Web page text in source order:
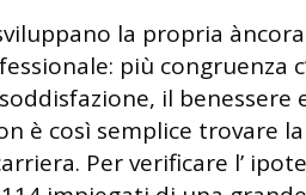
la propria
più congruenza
il
è così semplice trovare
Per verificare l’